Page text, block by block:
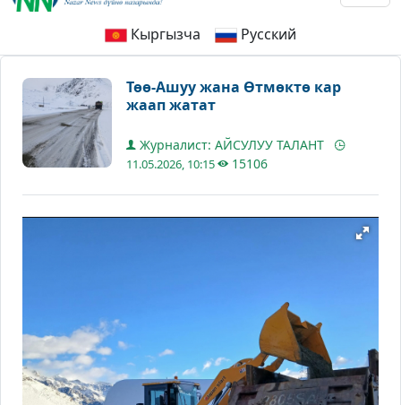
Кыргызча Русский
Төө-Ашуу жана Өтмөктө кар
жаап жатат
Журналист: АЙСУЛУУ ТАЛАНТ
11.05.2026, 10:15 15106